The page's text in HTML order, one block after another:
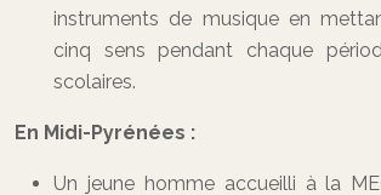
instruments de musique en
cinq sens pendant chaque
scolaires.
En Midi-Pyrénées :
Un jeune homme accueilli à la